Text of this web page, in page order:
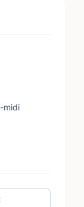
midi